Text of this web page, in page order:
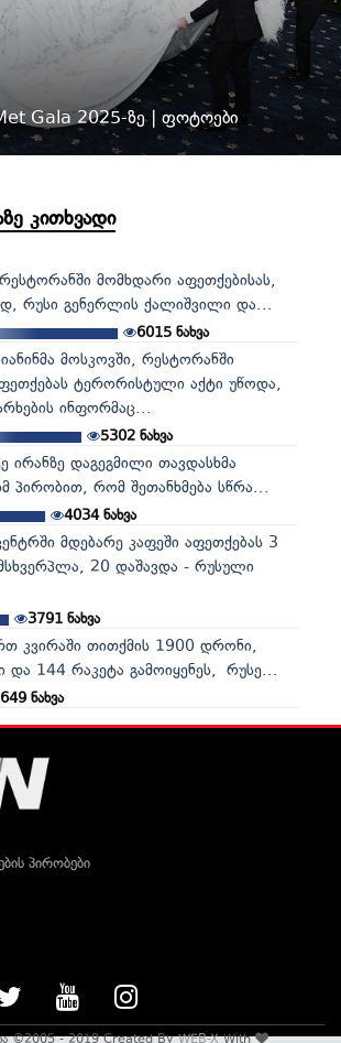
Gala 2025-ზე | ფოტოები
კითხვადი
მომხდარი აფეთქებისას,
რუსი გენერლის ქალიშვილი და...
6015 ნახვა
მოსკოვში, რესტორანში
ტერორისტული აქტი უწოდა,
ინფორმაც...
5302ნახვა
ირანზე დაგეგმილი თავდასხმა
პირობით, რომ შეთანხმება სწრა...
4034ნახვა
მდებარე კაფეში აფეთქებას 3
20 დაშავდა - რუსული
3791ნახვა
კვირაში თითქმის 1900 დრონი,
და 144 რაკეტა გამოიყენეს, რუსე...
ნახვა
პირობები
©2005 - 2019 Created ByWEB-XWith